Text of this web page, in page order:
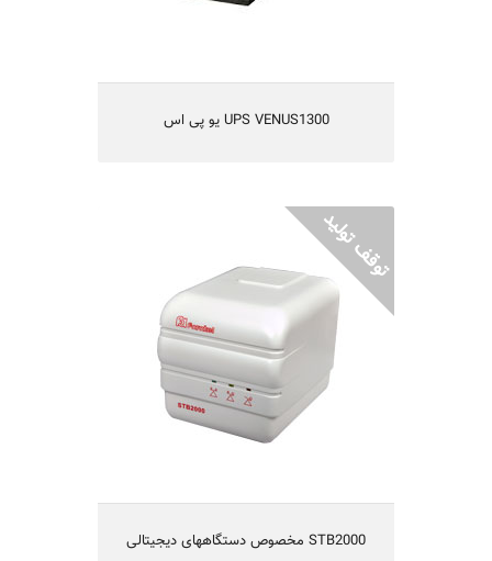
UPS VENUS1300 یو پی اس
STB2000 مخصوص دستگاههای دیجیتالی
مناسب برای تجهیزات برقی منازل
دارای فیلتر درمقابل نویزها و اختلالات برق
مجهز به مدار تاخیر جهت حفاظت دستگاه‌ها
طراحی شده برای استفاده رومیزی
حفاظت در مقابل افزایش دمای داخلی
حفاظت در مقابل رعد و برق
یکسال گارانتی و 5 سال تامین قطعات